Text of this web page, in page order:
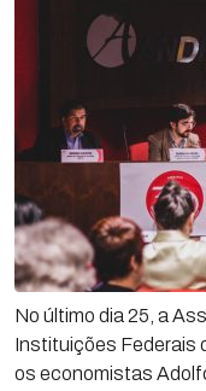
No último dia 25, a
Instituições Federais
os economistas